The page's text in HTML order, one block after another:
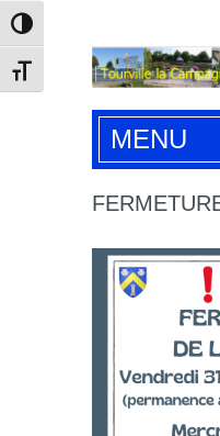
Passer en contraste élevé
Changer la taille de la police
MENU